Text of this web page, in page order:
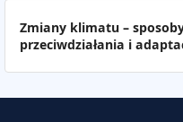
Zmiany klimatu –
przeciwdziałania i